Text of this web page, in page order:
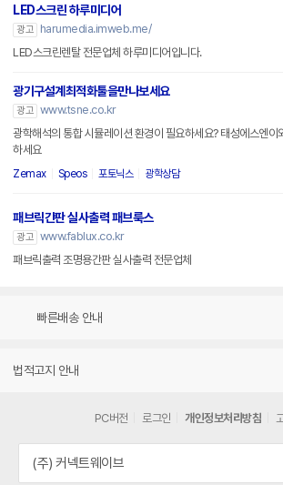
LED스크린 하루미디어
광고
harumedia.imweb.me/
LED스크린렌탈 전문업체 하루미디어입니다.
광기구설계최적화툴을만나보세요
광고 www.tsne.co.kr
광학해석의 통합 시뮬레이션 환경이 필요하세요? 태성에스엔이
하세요
Zemax Speos 포토닉스 광학상담
패브릭간판 실사출력 패브룩스
광고 www.fablux.co.kr
패브릭출력 조명용간판 실사출력 전문업체
빠른배송 안내
법적고지 안내
PC버전 로그인 개인정보처리방침
(주) 커넥트웨이브